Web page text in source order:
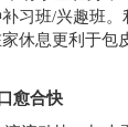
习班/兴趣班
休息更利于包
愈合快